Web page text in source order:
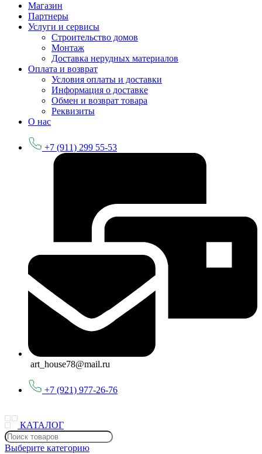
Магазин
Партнеры
Услуги и сервисы
Строительство домов
Монтаж
Доставка нерудных материалов
Оплата и возврат
Условия оплаты и доставки
Информация о доставке
Обмен и возврат товара
Реквизиты
О нас
+7 (911) 299 55-53
art_house78@mail.ru
+7 (921) 977-26-76
КАТАЛОГ
Выберите категорию